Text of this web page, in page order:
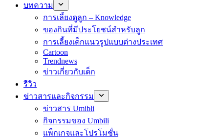
บทความ
การเลี้ยงดูลูก – Knowledge
ของกินที่มีประโยชน์สำหรับลูก
การเลี้ยงเด็กแนวรูปแบบต่างประเทศ
Cartoon
Trendnews
ข่าวเกี่ยวกับเด็ก
รีวิว
ข่าวสารและกิจกรรม
ข่าวสาร Umibli
กิจกรรมของ Umbili
แพ็กเกจและโปรโมชั่น